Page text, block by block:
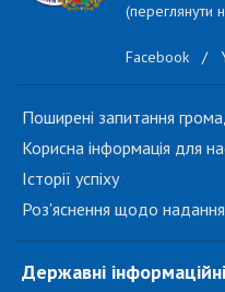
(переглянути
Facebook /
Поширені запитання
Корисна інформація для
Історії успіху
Роз'яснення щодо
Державні